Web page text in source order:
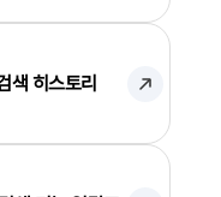
색 히스토리